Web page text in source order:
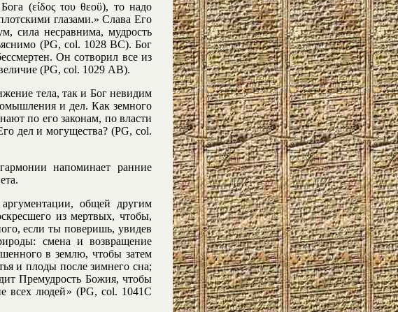
(είδος του θεοϋ), то надо
глазами.» Слава Его
сила несравнима, мудрость
(PG, col. 1028 ВС). Бог
Он сотворил все из
(PG, col. 1029 АВ).
тела, так и Бог невидим
и дел. Как земного
по его законам, по власти
дел и могущества? (PG, col.
напоминает ранние
общей другим
из мертвых, чтобы,
если ты поверишь, увидев
смена и возвращение
в землю, чтобы затем
и плоды после зимнего сна;
Премудрость Божия, чтобы
всех людей» (PG, col. 1041С